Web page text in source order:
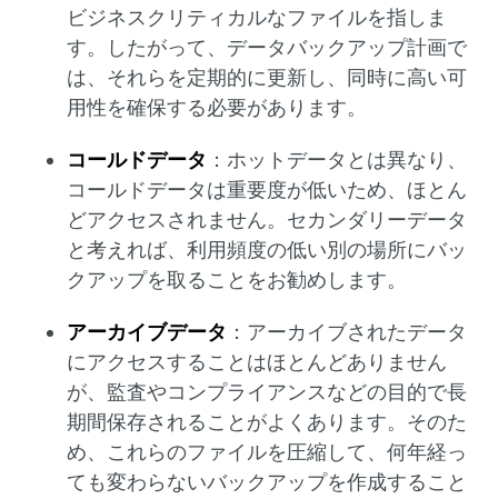
ビジネスクリティカルなファイルを指しま
す。したがって、データバックアップ計画で
は、それらを定期的に更新し、同時に高い可
用性を確保する必要があります。
コールドデータ ：ホットデータとは異なり、
コールドデータは重要度が低いため、ほとん
どアクセスされません。セカンダリーデータ
と考えれば、利用頻度の低い別の場所にバッ
クアップを取ることをお勧めします。
アーカイブデータ ：アーカイブされたデータ
にアクセスすることはほとんどありません
が、監査やコンプライアンスなどの目的で長
期間保存されることがよくあります。そのた
め、これらのファイルを圧縮して、何年経っ
ても変わらないバックアップを作成すること